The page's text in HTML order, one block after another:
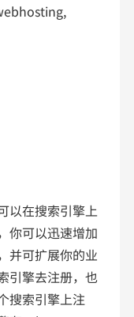
以在搜索引擎上
你可以迅速增加
并可扩展你的业
引擎去注册，也
搜索引擎上注